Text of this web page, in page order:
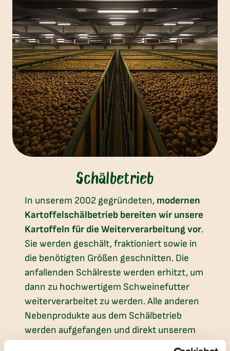
Schälbetrieb
In unserem 2002 gegründeten, modernen
Kartoffelschälbetrieb bereiten wir unsere
Kartoffeln für die Weiterverarbeitung vor.
Sie werden geschält, fraktioniert sowie in
die benötigten Größen geschnitten. Die
anfallenden Schälreste werden erhitzt, um
dann zu hochwertigem Schweinefutter
weiterverarbeitet zu werden. Alle anderen
Nebenprodukte aus dem Schälbetrieb
werden aufgefangen und direkt unserem